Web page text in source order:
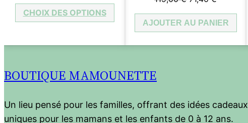
initial actuel
CHOIX DES OPTIONS
prix
initial
119,00 €.
prix
actuel
71,40 €.
AJOUTER AU PANIER
BOUTIQUE MAMOUNETTE
Un lieu pensé pour les familles, offrant des idées cadeaux
uniques pour les mamans et les enfants de 0 à 12 ans.